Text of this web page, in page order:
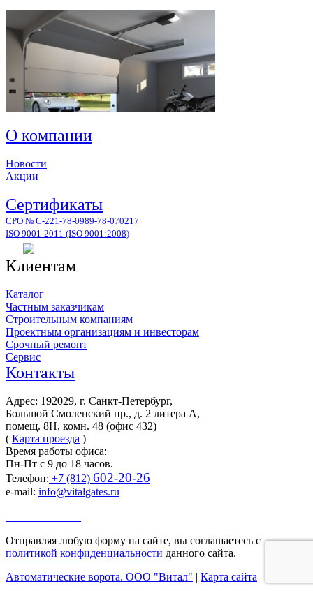
О компании
Новости
Акции
Сертификаты
СРО № С-221-78-0989-78-070217
ISO 9001-2011 (ISO 9001:2008)
Клиентам
Каталог
Частным заказчикам
Строительным компаниям
Проектным организациям и инвесторам
Срочный ремонт
Сервис
Контакты
Адрес: 192029, г. Санкт-Петербург,
Большой Смоленский пр., д. 2 литера А,
помещ. 8Н, комн. 48 (офис 432)
( Карта проезда )
Время работы офиса:
Пн-Пт с 9 до 18 часов.
Телефон: +7 (812) 602-20-26
e-mail: info@vitalgates.ru
Отправляя любую форму на сайте, вы соглашаетесь с
политикой конфиденциальности данного сайта.
Автоматические ворота. ООО "Витал" | Карта сайта